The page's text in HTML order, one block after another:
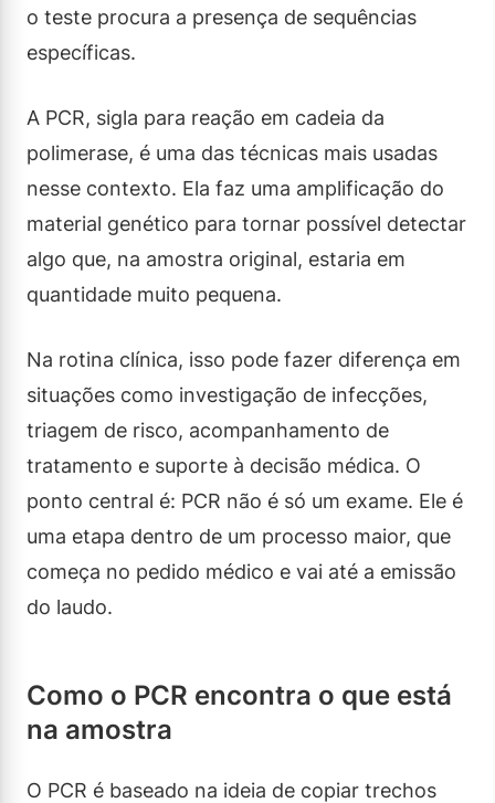
o teste procura a presença de sequências
específicas.
A PCR, sigla para reação em cadeia da
polimerase, é uma das técnicas mais usadas
nesse contexto. Ela faz uma amplificação do
material genético para tornar possível detectar
algo que, na amostra original, estaria em
quantidade muito pequena.
Na rotina clínica, isso pode fazer diferença em
situações como investigação de infecções,
triagem de risco, acompanhamento de
tratamento e suporte à decisão médica. O
ponto central é: PCR não é só um exame. Ele é
uma etapa dentro de um processo maior, que
começa no pedido médico e vai até a emissão
do laudo.
Como o PCR encontra o que está
na amostra
O PCR é baseado na ideia de copiar trechos